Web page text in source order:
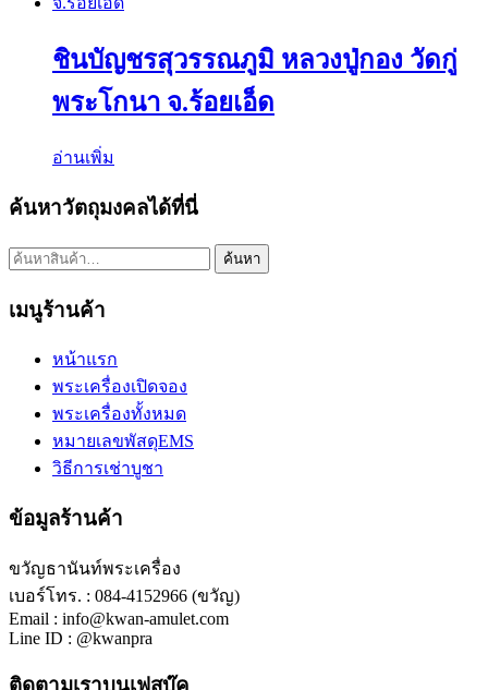
ชินบัญชรสุวรรณภูมิ หลวงปู่กอง วัดกู่
พระโกนา จ.ร้อยเอ็ด
อ่านเพิ่ม
ค้นหาวัตถุมงคลได้ที่นี่
ค้นหา: ค้นหา
เมนูร้านค้า
หน้าแรก
พระเครื่องเปิดจอง
พระเครื่องทั้งหมด
หมายเลขพัสดุEMS
วิธีการเช่าบูชา
ข้อมูลร้านค้า
ขวัญธานันท์พระเครื่อง
เบอร์โทร. : 084-4152966 (ขวัญ)
Email : info@kwan-amulet.com
Line ID : @kwanpra
ติดตามเราบนเฟสบุ๊ค